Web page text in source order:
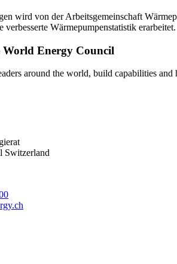
wird von der Arbeitsgemeinschaft
Wärmepumpenstatistik erarbeitet.
World Energy Council
around the world, build capabilities and
Switzerland